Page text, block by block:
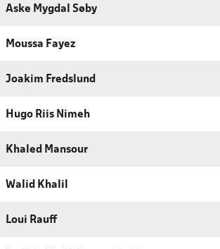
Aske Mygdal Søby
Moussa Fayez
Joakim Fredslund
Hugo Riis Nimeh
Khaled Mansour
Walid Khalil
Loui Rauff